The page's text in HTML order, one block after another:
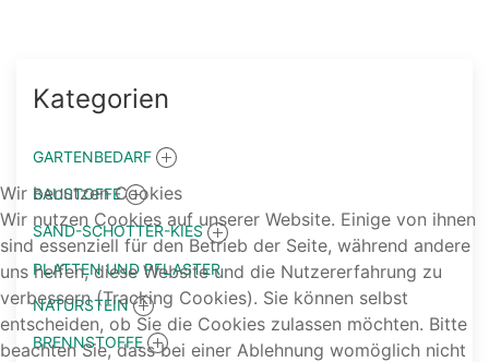
Kategorien
GARTENBEDARF
BAUSTOFFE
SAND-SCHOTTER-KIES
PLATTEN UND PFLASTER
NATURSTEIN
BRENNSTOFFE
Wir benutzen Cookies
Wir nutzen Cookies auf unserer Website. Einige von ihnen
sind essenziell für den Betrieb der Seite, während andere
uns helfen, diese Website und die Nutzererfahrung zu
verbessern (Tracking Cookies). Sie können selbst
entscheiden, ob Sie die Cookies zulassen möchten. Bitte
beachten Sie, dass bei einer Ablehnung womöglich nicht